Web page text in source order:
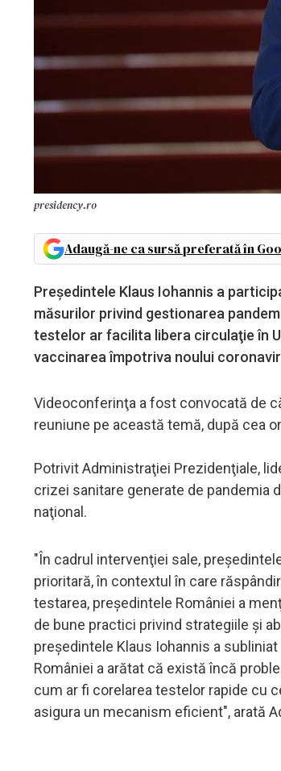
presidency.ro
Adaugă-ne ca sursă preferată în
Preşedintele Klaus Iohannis a
măsurilor privind gestionarea
testelor ar facilita libera circulaţie în
vaccinarea împotriva noului
Videoconferinţa a fost convocată de
reuniune pe această temă, după cea
Potrivit Administraţiei Prezidenţiale,
crizei sanitare generate de pandemia
naţional.
"În cadrul intervenţiei sale,
prioritară, în contextul în care
testarea, preşedintele României a
de bune practici privind strategiile şi
preşedintele Klaus Iohannis a
României a arătat că există încă
cum ar fi corelarea testelor rapide cu
asigura un mecanism eficient", arată